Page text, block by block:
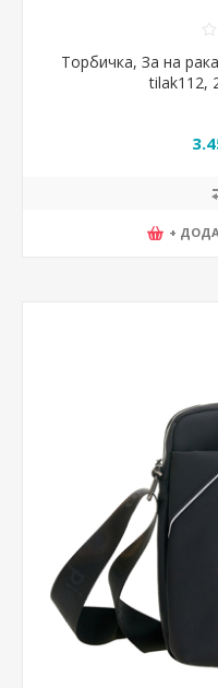
Торбичка, За на
tilak112,
+